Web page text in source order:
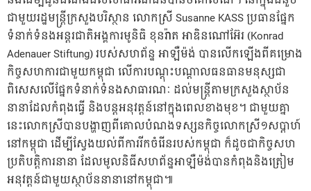
ជាមួយរដ្ឋមន្រ្តីក្រសួងបរិស្ថាន លោកស្រី Susanne KASS ប្រធានផ្នែក
ទំនាក់ទំនងអន្តរជាតិអង្គការមូនិធិ ខុនរ៉ាត អាឌិនណៅអ៊ែរ (Konrad
Adenauer Stiftung) របស់សហព័ន្ឋ អាឡឺម៉ង់ បានលើកឡើងពីគម្រោង
កិច្ចសហការជាមួយកម្ពុជា លើការបណ្តុះបណ្តាលធនធានមនុស្សជា
ពិសេសលើផ្នែកទំនាក់ទំនងសាធារណៈ ដល់មន្រ្តីតាមក្រសួងស្ថាប័ន
នានាដែលកំពុងធ្វើ និងបន្តអនុវត្តន៍នៅក្នុងពេលខាងមុខ។ ជាមួយគ្នា
នេះលោកស្រីបានបង្ហាញពីគោលបំណងទស្សនកិច្ចលោកស្រី១សប្តាហ៍
នៅកម្ពុជា ដើម្បីស្វែងយល់ពីការរីកចំរើនរបស់កម្ពុជា ក៏ដូចជាកិច្ចសហ
ប្រតិបត្តិការនានា ដែលមូលនិធីសហព័ន្ឋអាឡឺម៉ង់បានកំពុងនិងត្រៀម
អនុវត្តន៍ជាមួយស្ថាប័ននានានៅកម្ពុជា៕